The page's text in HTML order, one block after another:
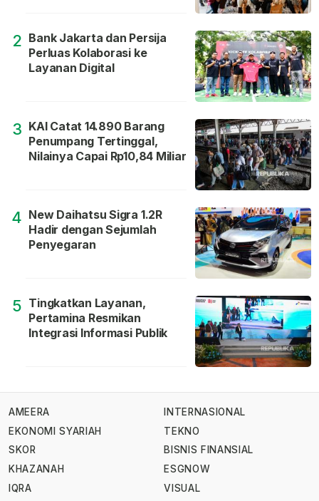
2 Bank Jakarta dan Persija
Perluas Kolaborasi ke
Layanan Digital
3 KAI Catat 14.890 Barang
Penumpang Tertinggal,
Nilainya Capai Rp10,84 Miliar
4 New Daihatsu Sigra 1.2R
Hadir dengan Sejumlah
Penyegaran
5 Tingkatkan Layanan,
Pertamina Resmikan
Integrasi Informasi Publik
AMEERA
EKONOMI SYARIAH
SKOR
KHAZANAH
IQRA
INTERNASIONAL
TEKNO
BISNIS FINANSIAL
ESGNOW
VISUAL